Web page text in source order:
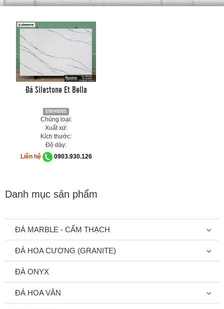
Đá Silestone Et Bella
EWH8505
Chủng loại:
Xuất xứ:
Kích thước:
Độ dày:
Liên hệ
0903.930.126
Danh mục sản phẩm
ĐÁ MARBLE - CẨM THẠCH
ĐÁ HOA CƯƠNG (GRANITE)
ĐÁ ONYX
ĐÁ HOA VĂN